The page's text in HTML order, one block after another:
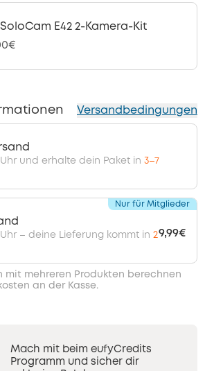
SoloCam E42 2-Kamera-Kit
Versandbedingungen
Uhr und erhalte dein Paket in 3–7
Uhr – deine Lieferung kommt in 29,99€
Nur für Mitglieder
mit mehreren Produkten berechnen
an der Kasse.
Mach mit beim eufyCredits
Programm und sicher dir